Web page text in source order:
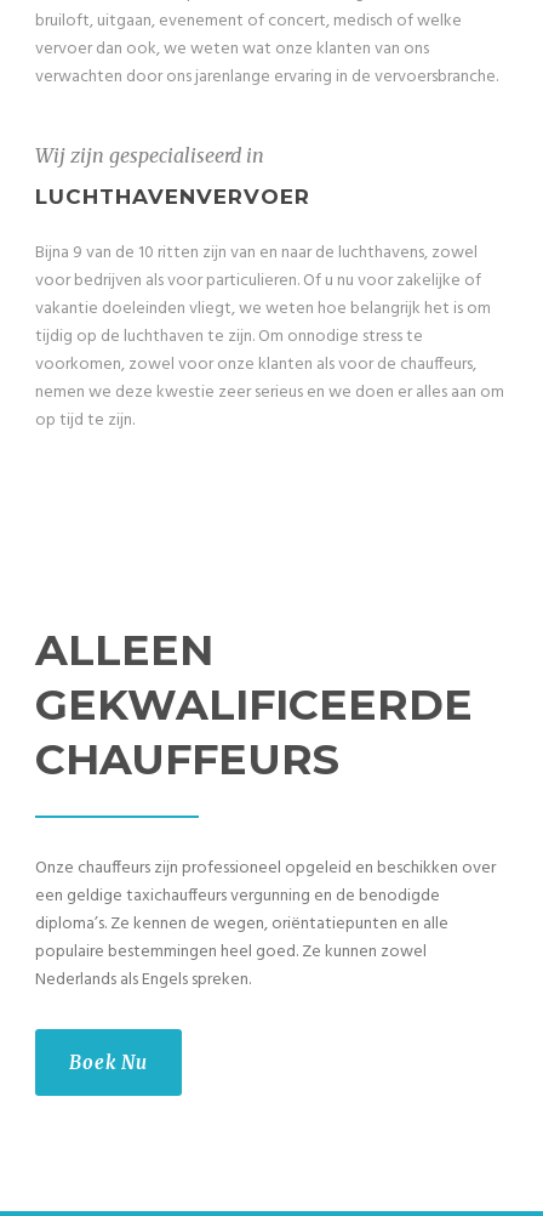
bruiloft, uitgaan, evenement of concert, medisch of welke
vervoer dan ook, we weten wat onze klanten van ons
verwachten door ons jarenlange ervaring in de vervoersbranche.
Wij zijn gespecialiseerd in
LUCHTHAVENVERVOER
Bijna 9 van de 10 ritten zijn van en naar de luchthavens, zowel
voor bedrijven als voor particulieren. Of u nu voor zakelijke of
vakantie doeleinden vliegt, we weten hoe belangrijk het is om
tijdig op de luchthaven te zijn. Om onnodige stress te
voorkomen, zowel voor onze klanten als voor de chauffeurs,
nemen we deze kwestie zeer serieus en we doen er alles aan om
op tijd te zijn.
ALLEEN
GEKWALIFICEERDE
CHAUFFEURS
Onze chauffeurs zijn professioneel opgeleid en beschikken over
een geldige taxichauffeurs vergunning en de benodigde
diploma’s. Ze kennen de wegen, oriëntatiepunten en alle
populaire bestemmingen heel goed. Ze kunnen zowel
Nederlands als Engels spreken.
Boek Nu